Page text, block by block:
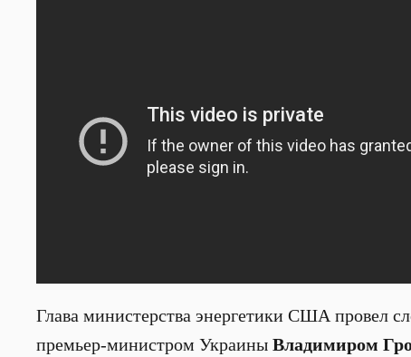
Глава министерства энергетики США провел
премьер-министром Украины Владимиром